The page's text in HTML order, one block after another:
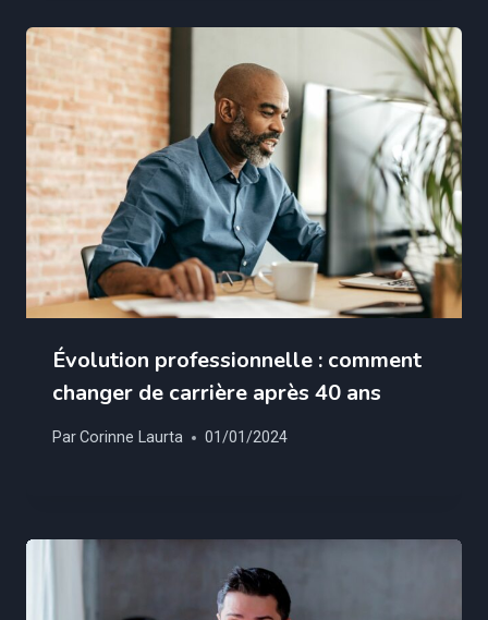
Évolution professionnelle : comment
changer de carrière après 40 ans
ParCorinne Laurta 01/01/2024